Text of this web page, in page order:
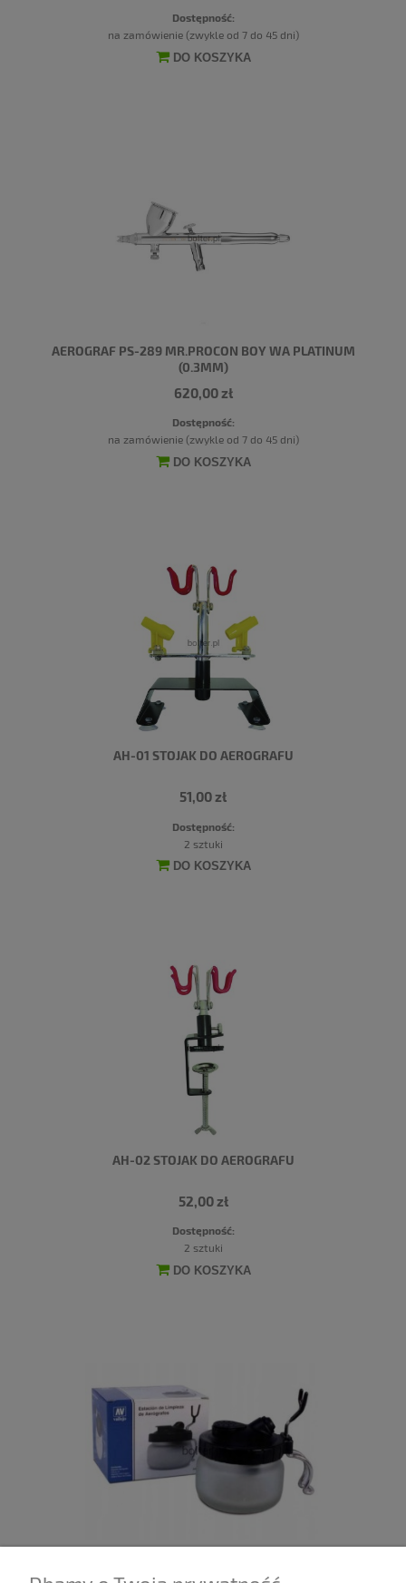
Dostępność:
na zamówienie (zwykle od 7 do 45 dni)
DO KOSZYKA
AEROGRAF PS-289 MR.PROCON BOY WA PLATINUM
(0.3MM)
620,00 zł
Dostępność:
na zamówienie (zwykle od 7 do 45 dni)
DO KOSZYKA
AH-01 STOJAK DO AEROGRAFU
51,00 zł
Dostępność:
2 sztuki
DO KOSZYKA
AH-02 STOJAK DO AEROGRAFU
52,00 zł
Dostępność:
2 sztuki
DO KOSZYKA